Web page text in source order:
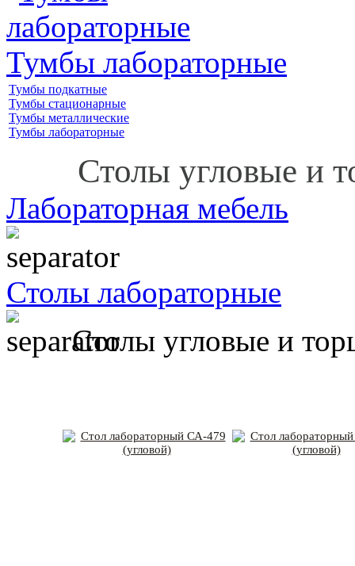
Тумбы лабораторные
Тумбы подкатные
Тумбы стационарные
Тумбы металлические
Тумбы лабораторные
Столы угловые и
Лабораторная мебель
Столы лабораторные
Столы угловые и